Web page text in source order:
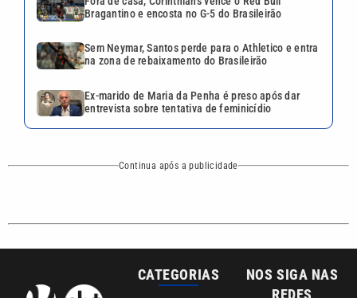
Bragantino e encosta no G-5 do Brasileirão
Sem Neymar, Santos perde para o Athletico e entra
na zona de rebaixamento do Brasileirão
Ex-marido de Maria da Penha é preso após dar
entrevista sobre tentativa de feminicídio
Continua após a publicidade
Esportes